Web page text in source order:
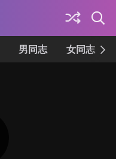
男同志 女同志